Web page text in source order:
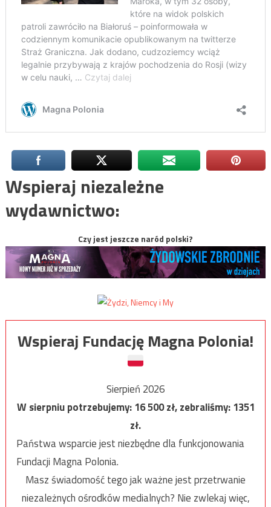
Wspieraj niezależne
wydawnictwo:
Czy jest jeszcze naród polski?
Wspieraj Fundację Magna Polonia!
Sierpień 2026
W sierpniu potrzebujemy:16 500zł, zebraliśmy:1351
zł.
Państwa wsparcie jest niezbędne dla funkcjonowania
Fundacji Magna Polonia.
Masz świadomość tego jak ważne jest przetrwanie
niezależnych ośrodków medialnych? Nie zwlekaj więc,